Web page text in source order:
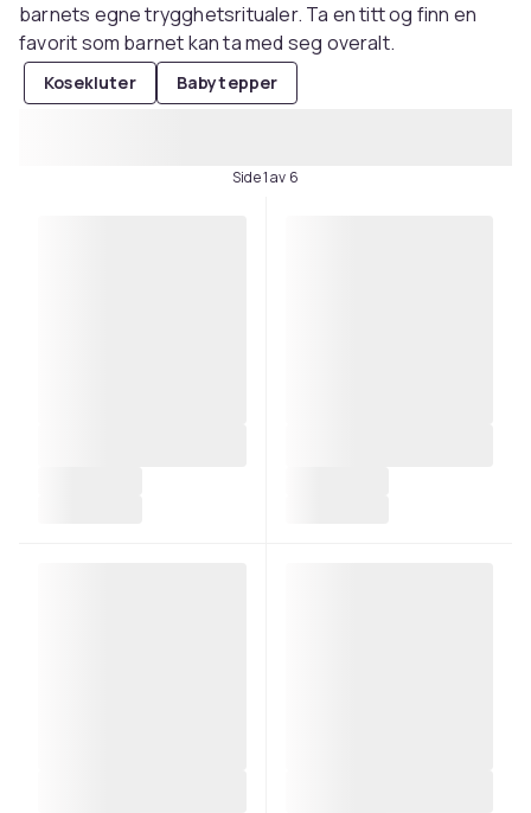
barnets egne trygghetsritualer. Ta en titt og finn en
favorit som barnet kan ta med seg overalt.
Kosekluter Babytepper
Side 1 av 6